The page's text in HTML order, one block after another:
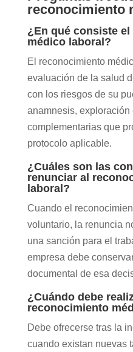
reconocimiento
¿En qué consiste
médico laboral?
El reconocimiento
evaluación de la salud
con los riesgos de su
anamnesis,
complementarias que
protocolo aplicable.
¿Cuáles son las
renunciar al
laboral?
Cuando el
voluntario, la renuncia
una sanción para el
empresa debe
documental de esa
¿Cuándo debe
reconocimiento
Debe ofrecerse tras la
cuando existan nuevas